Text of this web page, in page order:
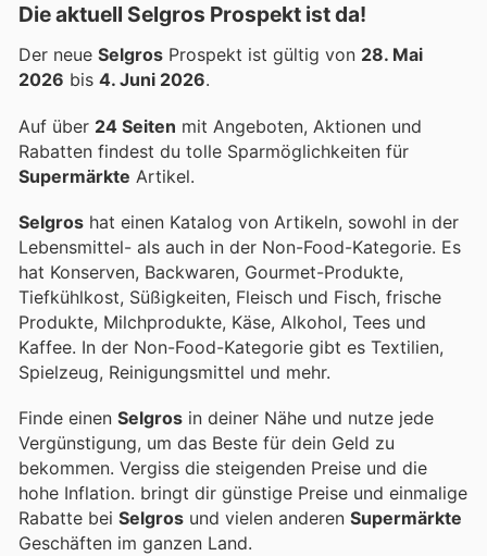
Die aktuell Selgros Prospekt ist da!
Der neue Selgros Prospekt ist gültig von 28. Mai
2026 bis 4. Juni 2026.
Auf über 24 Seiten mit Angeboten, Aktionen und
Rabatten findest du tolle Sparmöglichkeiten für
Supermärkte Artikel.
Selgros hat einen Katalog von Artikeln, sowohl in der
Lebensmittel- als auch in der Non-Food-Kategorie. Es
hat Konserven, Backwaren, Gourmet-Produkte,
Tiefkühlkost, Süßigkeiten, Fleisch und Fisch, frische
Produkte, Milchprodukte, Käse, Alkohol, Tees und
Kaffee. In der Non-Food-Kategorie gibt es Textilien,
Spielzeug, Reinigungsmittel und mehr.
Finde einen Selgros in deiner Nähe und nutze jede
Vergünstigung, um das Beste für dein Geld zu
bekommen. Vergiss die steigenden Preise und die
hohe Inflation. bringt dir günstige Preise und einmalige
Rabatte bei Selgros und vielen anderen Supermärkte
Geschäften im ganzen Land.